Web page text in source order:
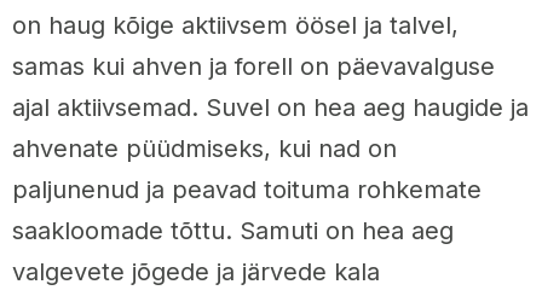
on haug kõige aktiivsem öösel ja talvel,
samas kui ahven ja forell on päevavalguse
ajal aktiivsemad. Suvel on hea aeg haugide ja
ahvenate püüdmiseks, kui nad on
paljunenud ja peavad toituma rohkemate
saakloomade tõttu. Samuti on hea aeg
valgevete jõgede ja järvede kala